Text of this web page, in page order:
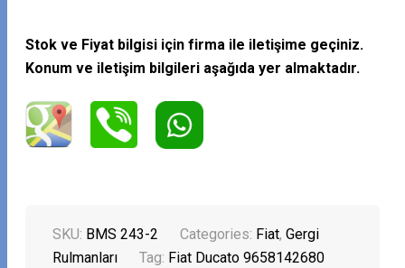
Stok ve Fiyat bilgisi için firma ile iletişime geçiniz.
Konum ve iletişim bilgileri aşağıda yer almaktadır.
SKU: BMS 243-2 Categories: Fiat,Gergi
Rulmanları
Tag: Fiat Ducato 9658142680